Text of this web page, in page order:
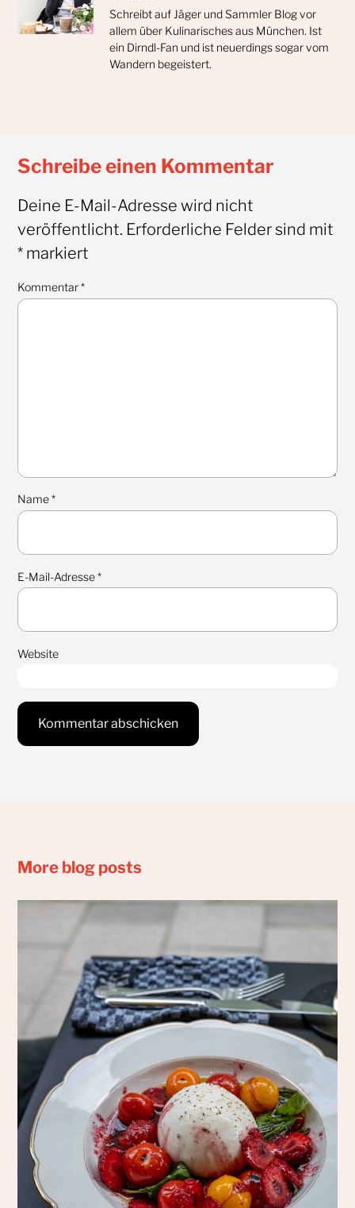
Schreibt auf Jäger und Sammler Blog vor
allem über Kulinarisches aus München. Ist
ein Dirndl-Fan und ist neuerdings sogar vom
Wandern begeistert.
Schreibe einen Kommentar
Deine E-Mail-Adresse wird nicht
veröffentlicht. Erforderliche Felder sind mit
*markiert
Kommentar*
Name*
E-Mail-Adresse*
Website
More blog posts